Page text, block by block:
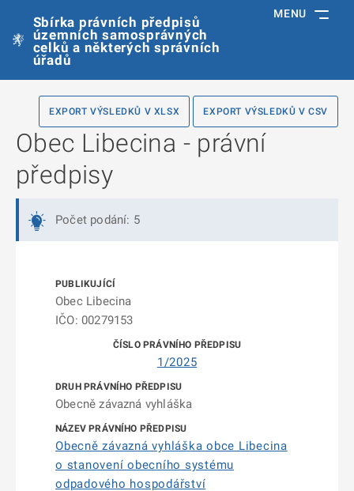
Sbírka právních předpisů
územních samosprávných
celků a některých správních
úřadů
MENU
EXPORT VÝSLEDKŮ V XLSX EXPORT VÝSLEDKŮ V CSV
Obec Libecina - právní
předpisy
Počet podání: 5
Obec Libecina
IČO: 00279153
1/2025
Obecně závazná vyhláška
Obecně závazná vyhláška obce Libecina
o stanovení obecního systému
odpadového hospodářství